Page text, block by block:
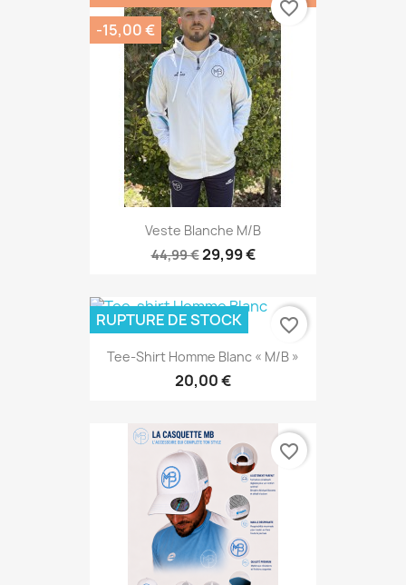
Veste Blanche M/B
44,99 €29,99 €
-15,00 €
favorite_border
Tee-Shirt Homme Blanc « M/B »
20,00 €
RUPTURE DE STOCK favorite_border
favorite_border